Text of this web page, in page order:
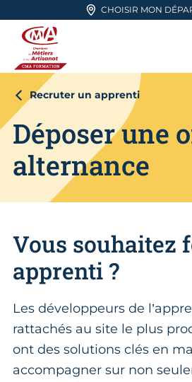
Aller en haut de page
CHOISIR MON
CMA FORMATION
Recruter un apprenti
Déposer une
alternance
Vous souhaitez
apprenti ?
Les développeurs de
rattachés au site le plus
ont des solutions clés en
accompagner sur non